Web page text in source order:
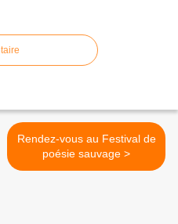
Rendez-vous au Festival de
poésie sauvage >